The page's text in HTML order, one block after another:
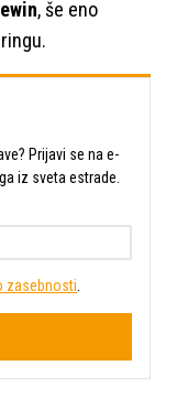
, še eno
Prijavi se na e-
iz sveta estrade.
zasebnosti